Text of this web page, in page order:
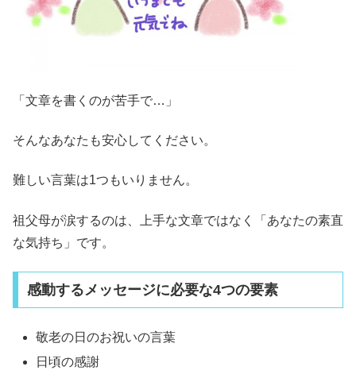
「文章を書くのが苦手で…」
そんなあなたも安心してください。
難しい言葉は1つもいりません。
祖父母が涙するのは、上手な文章ではなく「あなたの素直
な気持ち」です。
感動するメッセージに必要な4つの要素
敬老の日のお祝いの言葉
日頃の感謝